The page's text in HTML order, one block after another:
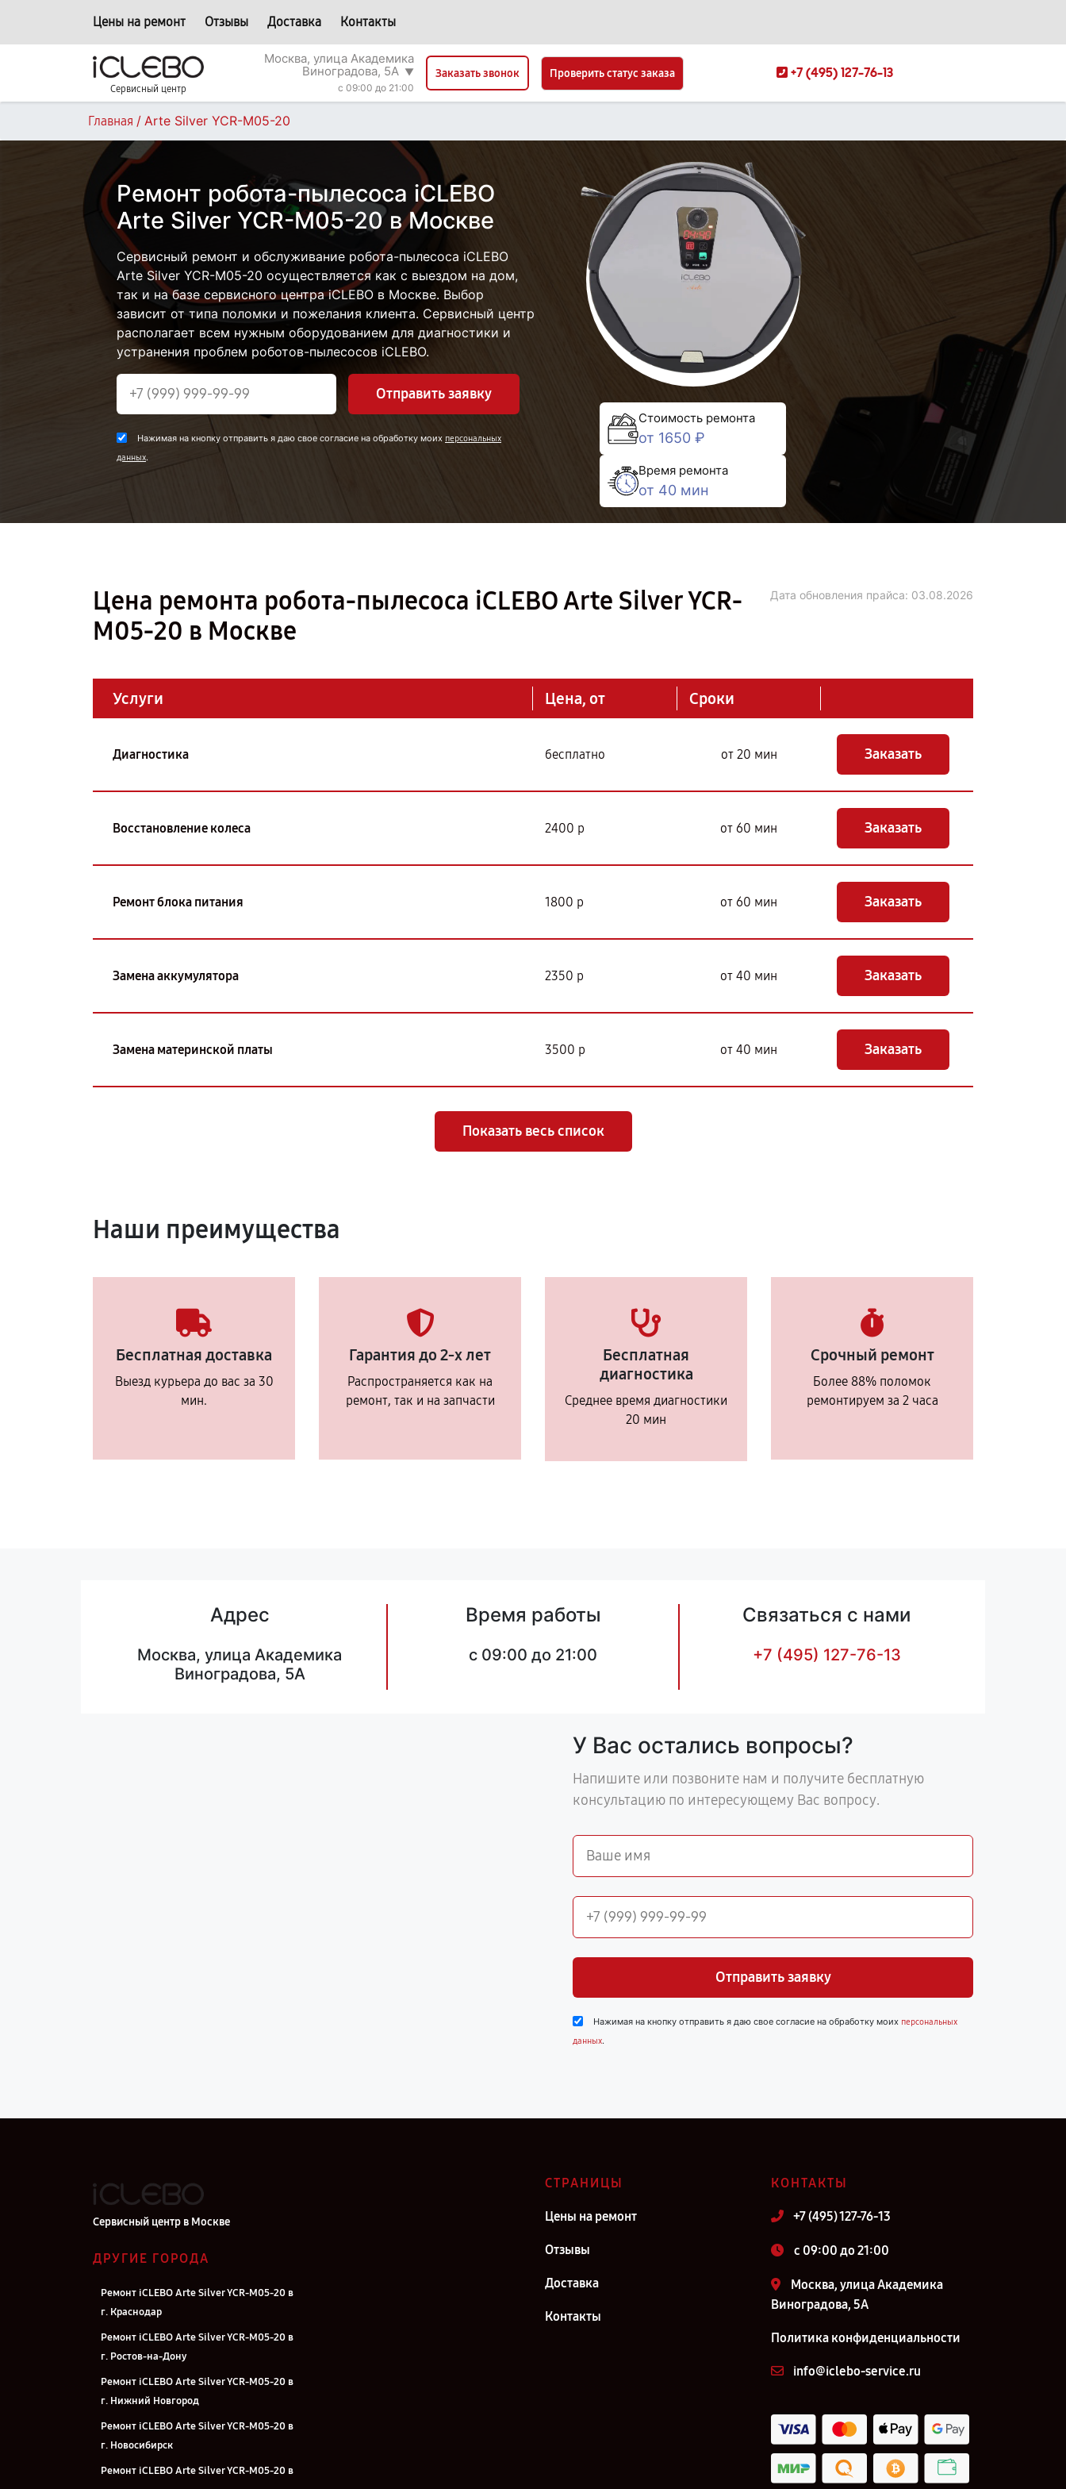
Цены на ремонт Отзывы Доставка Контакты
Сервисный центр
Москва, улица Академика
Виноградова, 5А ▼
c 09:00 до 21:00
Заказать звонок Проверить статус заказа +7 (495) 127-76-13
Главная / Arte Silver YCR-M05-20
Ремонт робота-пылесоса iCLEBO
Arte Silver YCR-M05-20 в Москве
Сервисный ремонт и обслуживание робота-пылесоса iCLEBO
Arte Silver YCR-M05-20 осуществляется как с выездом на дом,
так и на базе сервисного центра iCLEBO в Москве. Выбор
зависит от типа поломки и пожелания клиента. Сервисный центр
располагает всем нужным оборудованием для диагностики и
устранения проблем роботов-пылесосов iCLEBO.
Отправить заявку
Нажимая на кнопку отправить я даю свое согласие на обработку моих персональных
данных.
Стоимость ремонта
от 1650 ₽
Время ремонта
от 40 мин
Цена ремонта робота-пылесоса iCLEBO Arte Silver YCR-
M05-20 в Москве
Дата обновления прайса: 03.08.2026
Услуги Цена, от Сроки
Диагностика бесплатно от 20 мин Заказать
Восстановление колеса 2400 р от 60 мин Заказать
Ремонт блока питания 1800 р от 60 мин Заказать
Замена аккумулятора 2350 р от 40 мин Заказать
Замена материнской платы 3500 р от 40 мин Заказать
Показать весь список
Наши преимущества
Бесплатная доставка
Выезд курьера до вас за 30
мин.
Гарантия до 2-х лет
Распространяется как на
ремонт, так и на запчасти
Бесплатная
диагностика
Среднее время диагностики
20 мин
Срочный ремонт
Более 88% поломок
ремонтируем за 2 часа
Адрес
Москва, улица Академика
Виноградова, 5А
Время работы
c 09:00 до 21:00
Связаться с нами
+7 (495) 127-76-13
У Вас остались вопросы?
Напишите или позвоните нам и получите бесплатную
консультацию по интересующему Вас вопросу.
Отправить заявку
Нажимая на кнопку отправить я даю свое согласие на обработку моих персональных
данных.
Сервисный центр в Москве
ДРУГИЕ ГОРОДА
Ремонт iCLEBO Arte Silver YCR-M05-20 в
г. Краснодар
Ремонт iCLEBO Arte Silver YCR-M05-20 в
г. Ростов-на-Дону
Ремонт iCLEBO Arte Silver YCR-M05-20 в
г. Нижний Новгород
Ремонт iCLEBO Arte Silver YCR-M05-20 в
г. Новосибирск
Ремонт iCLEBO Arte Silver YCR-M05-20 в
СТРАНИЦЫ
Цены на ремонт
Отзывы
Доставка
Контакты
КОНТАКТЫ
+7 (495) 127-76-13
c 09:00 до 21:00
Москва, улица Академика
Виноградова, 5А
Политика конфиденциальности
info@iclebo-service.ru